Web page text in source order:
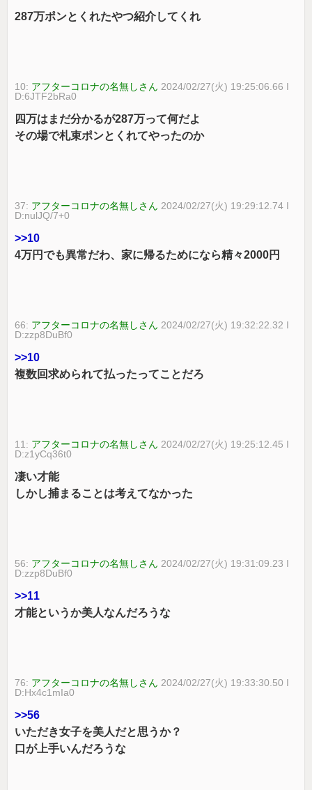
287万ポンとくれたやつ紹介してくれ
10: アフターコロナの名無しさん 2024/02/27(火) 19:25:06.66 I
D:6JTF2bRa0
四万はまだ分かるが287万って何だよ
その場で札束ポンとくれてやったのか
37: アフターコロナの名無しさん 2024/02/27(火) 19:29:12.74 I
D:nulJQ/7+0
>>10
4万円でも異常だわ、家に帰るためになら精々2000円
66: アフターコロナの名無しさん 2024/02/27(火) 19:32:22.32 I
D:zzp8DuBf0
>>10
複数回求められて払ったってことだろ
11: アフターコロナの名無しさん 2024/02/27(火) 19:25:12.45 I
D:z1yCq36t0
凄い才能
しかし捕まることは考えてなかった
56: アフターコロナの名無しさん 2024/02/27(火) 19:31:09.23 I
D:zzp8DuBf0
>>11
才能というか美人なんだろうな
76: アフターコロナの名無しさん 2024/02/27(火) 19:33:30.50 I
D:Hx4c1mIa0
>>56
いただき女子を美人だと思うか？
口が上手いんだろうな